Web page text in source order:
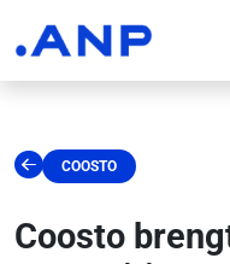
COOSTO
Coosto